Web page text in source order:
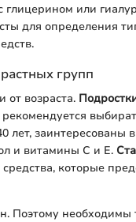
или
для определения
групп
от возраста.
лет, заинтересованы
и витамины C и E.
которые
Поэтому необходимы